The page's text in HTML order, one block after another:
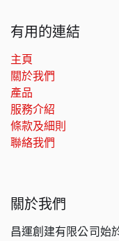
有用的連結
主頁
關於我們
產品
服務介紹
條款及細則
聯絡我們
關於我們
昌運創建有限公司始